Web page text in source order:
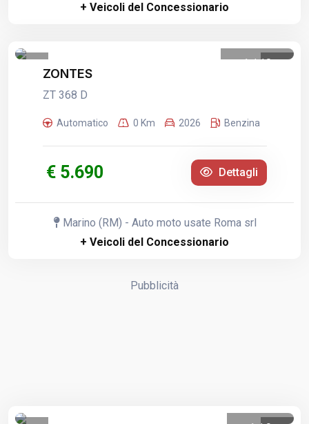
+ Veicoli del Concessionario
1 /10
ZONTES
ZT 368 D
Automatico 0 Km 2026 Benzina
€ 5.690 Dettagli
Marino (RM) - Auto moto usate Roma srl
+ Veicoli del Concessionario
Pubblicità